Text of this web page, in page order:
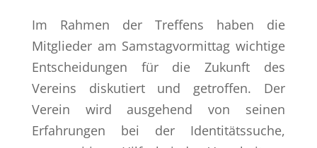
Im Rahmen der Treffens haben die
Mitglieder am Samstagvormittag wichtige
Entscheidungen für die Zukunft des
Vereins diskutiert und getroffen. Der
Verein wird ausgehend von seinen
Erfahrungen bei der Identitätssuche,